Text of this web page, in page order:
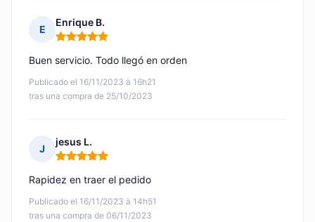
E
Enrique B.
Nota: 5 de 5
Publicado el 16/11/2023 à 16h21
tras una compra de 25/10/2023
Buen servicio. Todo llegó en orden
J
jesus L.
Nota: 5 de 5
Publicado el 16/11/2023 à 14h51
tras una compra de 06/11/2023
Rapidez en traer el pedido